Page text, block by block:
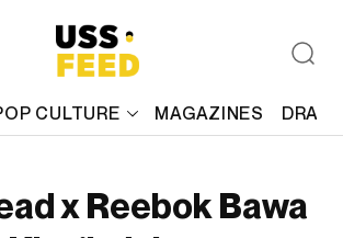
CULTURE MAGAZINES
x Reebok Bawa